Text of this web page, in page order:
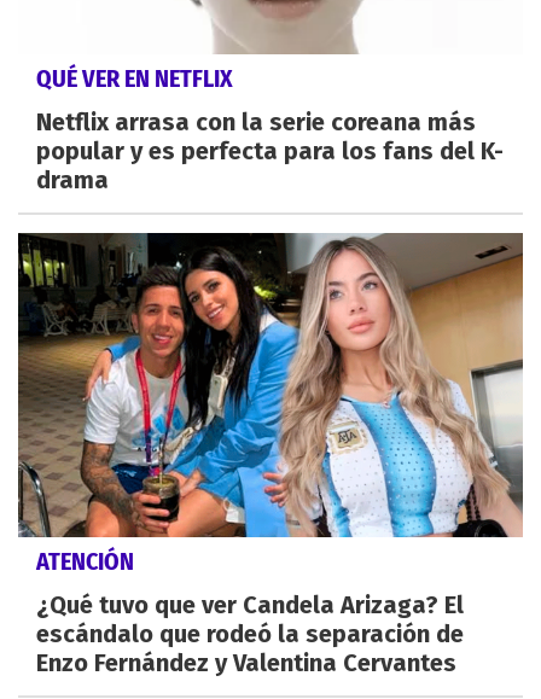
QUÉ VER EN NETFLIX
Netflix arrasa con la serie coreana más
popular y es perfecta para los fans del K-
drama
ATENCIÓN
¿Qué tuvo que ver Candela Arizaga? El
escándalo que rodeó la separación de
Enzo Fernández y Valentina Cervantes